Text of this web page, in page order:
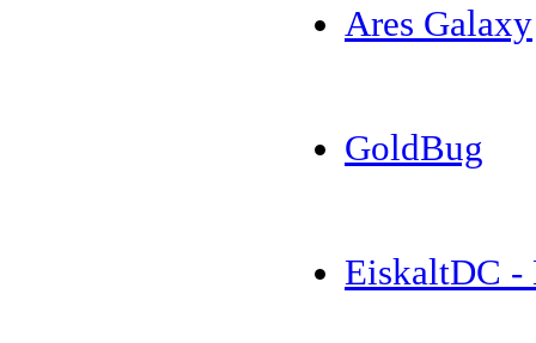
Ares Galaxy
GoldBug
EiskaltDC -